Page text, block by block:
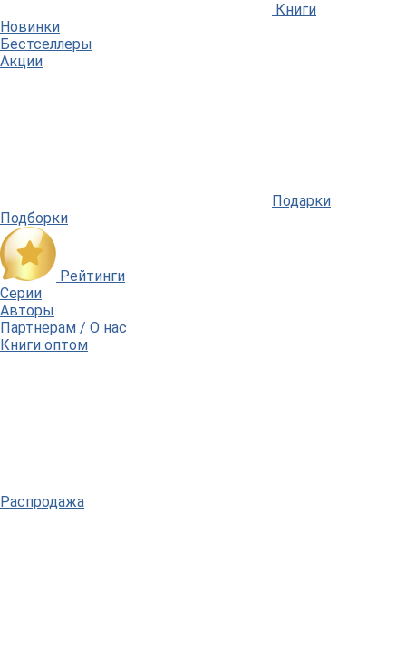
Книги
Новинки
Бестселлеры
Акции
Подарки
Подборки
Рейтинги
Серии
Авторы
Партнерам / О нас
Книги оптом
Распродажа